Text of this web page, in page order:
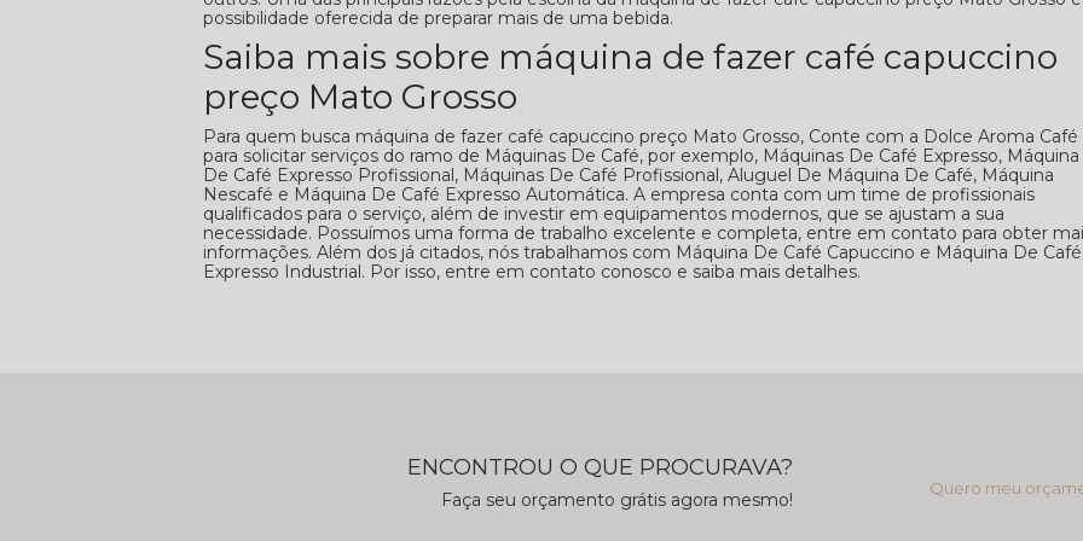
possibilidade oferecida de preparar mais de uma bebida.
Saiba mais sobre máquina de fazer café capuccino
preço Mato Grosso
Para quem busca máquina de fazer café capuccino preço Mato Grosso, Conte com a Dolce Aroma Café
para solicitar serviços do ramo de Máquinas De Café, por exemplo, Máquinas De Café Expresso, Máquina
De Café Expresso Profissional, Máquinas De Café Profissional, Aluguel De Máquina De Café, Máquina
Nescafé e Máquina De Café Expresso Automática. A empresa conta com um time de profissionais
qualificados para o serviço, além de investir em equipamentos modernos, que se ajustam a sua
necessidade. Possuímos uma forma de trabalho excelente e completa, entre em contato para obter
informações. Além dos já citados, nós trabalhamos com Máquina De Café Capuccino e Máquina De Café
Expresso Industrial. Por isso, entre em contato conosco e saiba mais detalhes.
ENCONTROU O QUE PROCURAVA?
Faça seu orçamento grátis agora mesmo!
Quero meu